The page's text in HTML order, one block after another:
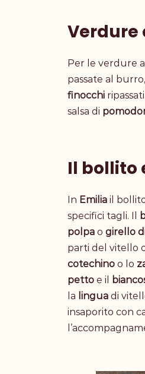
Verdure
Per le verdure
passate al burro,
finocchi
salsa di
Il bollito
In Emilia il
specifici tagli. Il
polpa o girello
parti del vitello
cotechino o lo
petto e il
la lingua di
insaporito con